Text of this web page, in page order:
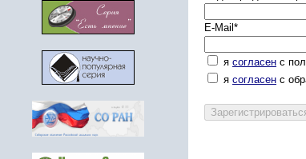
E-Mail *
я согласен с
я согласен с